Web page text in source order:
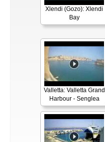
Xlendi (Gozo): Xlendi
Bay
Valletta: Valletta Grand
Harbour - Senglea